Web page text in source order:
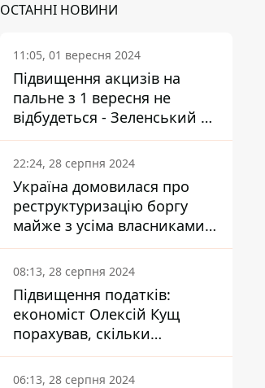
ОСТАННІ НОВИНИ
11:05, 01 вересня 2024
Підвищення акцизів на
пальне з 1 вересня не
відбудеться - Зеленський не
підписав закон
22:24, 28 серпня 2024
Україна домовилася про
реструктуризацію боргу
майже з усіма власниками
єврооблігацій: що це
означає для країни
08:13, 28 серпня 2024
Підвищення податків:
економіст Олексій Кущ
порахував, скільки
заплатить кожен українець
06:13, 28 серпня 2024